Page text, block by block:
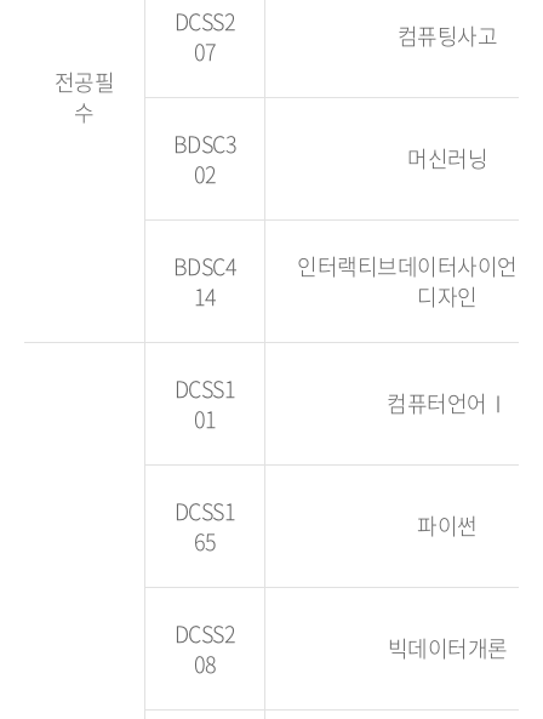
전공필
수
DCSS2
07
컴퓨팅사고
BDSC3
02
머신러닝
BDSC4
14
인터랙티브데이터사이언
디자인
DCSS1
01
컴퓨터언어Ⅰ
DCSS1
65
파이썬
DCSS2
08
빅데이터개론